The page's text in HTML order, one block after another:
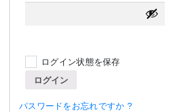
須
ログイン状態を保存
ログイン
パスワードをお忘れですか ?